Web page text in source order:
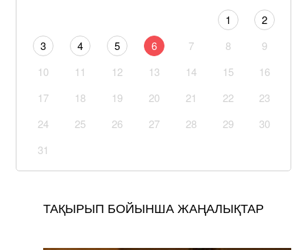
1
2
3
4 5 6 7 8
9
10
11 12 13 14 15
16
17
18 19 20 21 22
23
24
25 26 27 28 29
30
31
ТАҚЫРЫП БОЙЫНША ЖАҢАЛЫҚТАР